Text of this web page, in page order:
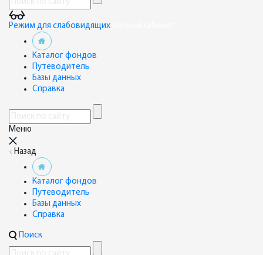
Режим для слабовидящих
Каталог фондов
Путеводитель
Базы данных
Справка
Меню
Назад
Каталог фондов
Путеводитель
Базы данных
Справка
Поиск